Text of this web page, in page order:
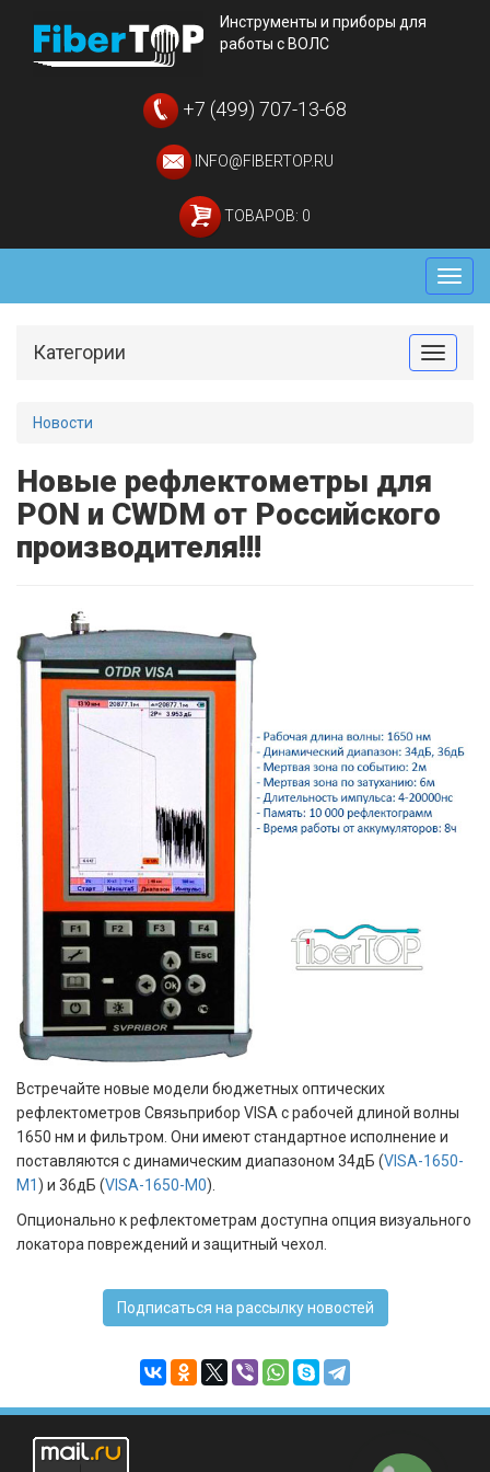
Инструменты и приборы для
работы с ВОЛС
+7 (499) 707-13-68
INFO@FIBERTOP.RU
ТОВАРОВ: 0
Меню
Toggle
Категории
Новости
Новые рефлектометры для
PON и CWDM от Российского
производителя!!!
Встречайте новые модели бюджетных оптических
рефлектометров Связьприбор VISA с рабочей длиной волны
1650 нм и фильтром. Они имеют стандартное исполнение и
поставляются с динамическим диапазоном 34дБ (VISA-1650-
M1) и 36дБ (VISA-1650-M0).
Опционально к рефлектометрам доступна опция визуального
локатора повреждений и защитный чехол.
Подписаться на рассылку новостей